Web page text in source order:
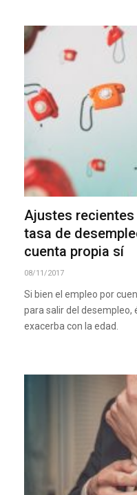
Ajustes
tasa de
cuenta propia sí
08/11/2017
Si bien el empleo por
para salir del desempleo,
exacerba con la edad.